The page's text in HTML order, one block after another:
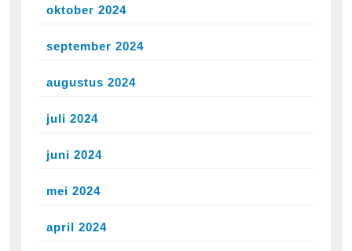
oktober 2024
september 2024
augustus 2024
juli 2024
juni 2024
mei 2024
april 2024